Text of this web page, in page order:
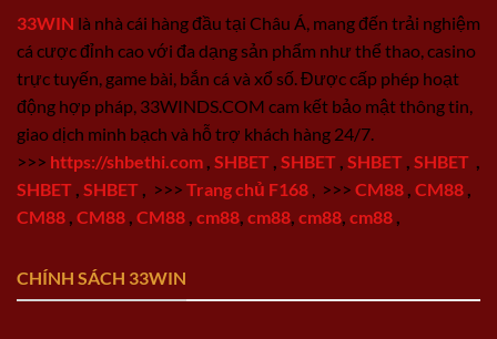
33WIN là nhà cái hàng đầu tại Châu Á, mang đến trải nghiệm
cá cược đỉnh cao với đa dạng sản phẩm như thể thao, casino
trực tuyến, game bài, bắn cá và xổ số. Được cấp phép hoạt
động hợp pháp, 33WINDS.COM cam kết bảo mật thông tin,
giao dịch minh bạch và hỗ trợ khách hàng 24/7.
>>> https://shbethi.com SHBET SHBET SHBET SHBET
SHBET SHBET >>> Trang chủ F168 >>> CM88 CM88
CM88 CM88 CM88 cm88 cm88 cm88 cm88
CHÍNH SÁCH 33WIN